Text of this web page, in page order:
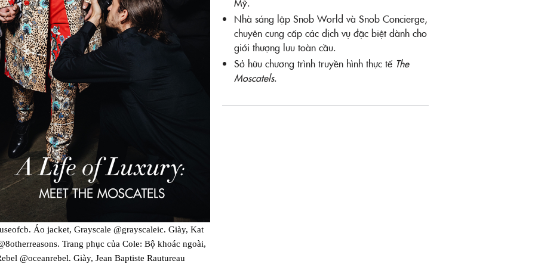
Áo jacket, Grayscale @grayscaleic. Giày, Kat
Trang phục của Cole: Bộ khoác ngoài,
@oceanrebel. Giày, Jean Baptiste Rautureau
Nhà sáng lập Snob World và Snob Concierge,
chuyên cung cấp các dịch vụ đặc biệt dành cho
giới thượng lưu toàn cầu.
Sở hữu chương trình truyền hình thực tế The
Moscatels.